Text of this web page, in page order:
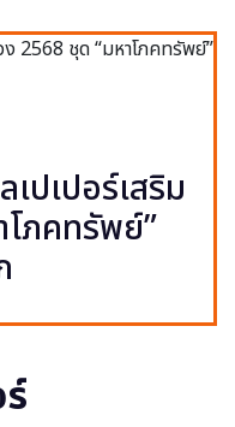
ปเปอร์เสริม
ภคทรัพย์”